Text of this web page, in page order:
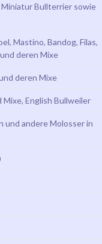
Bullterrier sowie
Mastino, Bandog, Filas,
deren Mixe
deren Mixe
English Bullweiler
und andere Molosser in